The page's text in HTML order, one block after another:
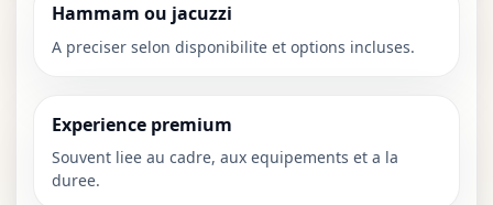
Hammam ou jacuzzi
A preciser selon disponibilite et options incluses.
Experience premium
Souvent liee au cadre, aux equipements et a la
duree.